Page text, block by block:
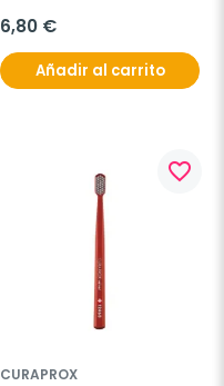
6,80 €
Añadir al carrito
favorite_border
CURAPROX